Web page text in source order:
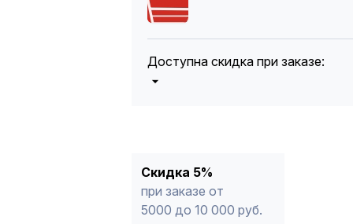
Доступна скидка при заказе:
* -Для заказов, состоящих
продукции, максимальная скидка
Скидка 5%
при заказе от
5000 до 10 000 руб.